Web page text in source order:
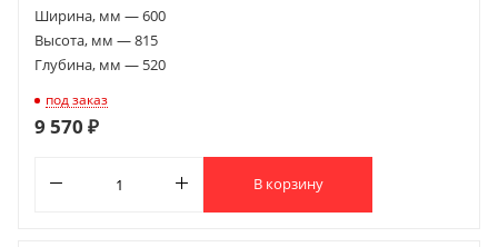
Ширина, мм — 600
Высота, мм — 815
Глубина, мм — 520
под заказ
9 570 ₽
В корзину